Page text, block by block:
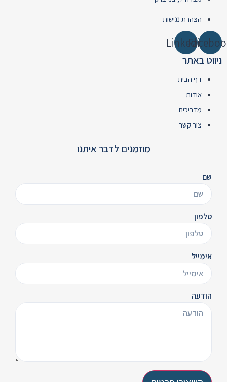
הצהרת נגישות
Linkedin
ניווט באתר
דף הבית
אודות
מדריכים
צור קשר
מוזמנים לדבר איתנו
שם
טלפון
אימייל
הודעה